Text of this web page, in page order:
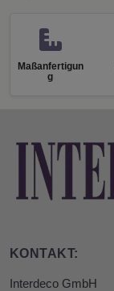
Maßanfertigun
g
KONTAKT:
Interdeco GmbH